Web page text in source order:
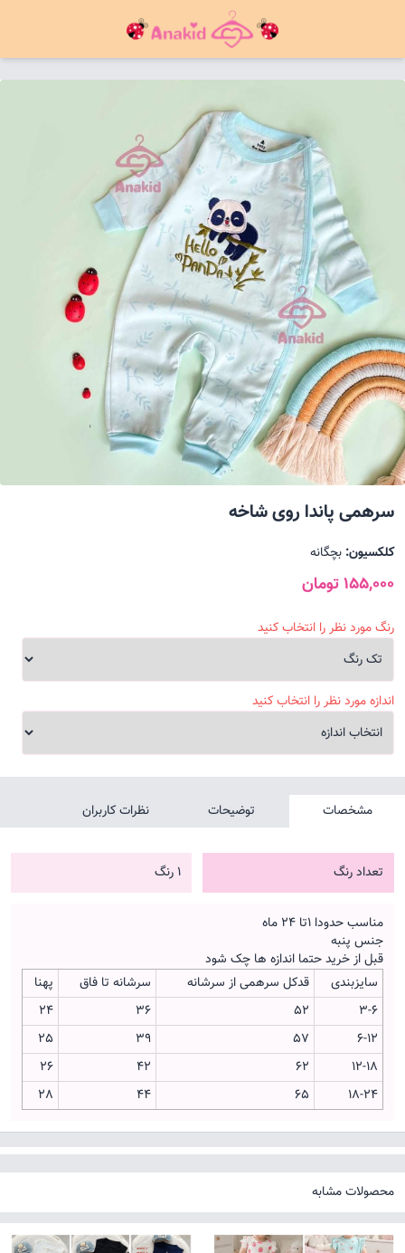
سرهمی پاندا روی شاخه
کلکسیون: بچگانه
155,000 تومان
رنگ مورد نظر را انتخاب کنید
اندازه مورد نظر را انتخاب کنید
مشخصات توضیحات نظرات کاربران
تعداد رنگ 1 رنگ
مناسب حدودا 1تا 24 ماه
جنس پنبه
قبل از خرید حتما اندازه ها چک شود
سایزبندی
قدکل سرهمی از سرشانه سرشانه تا فاق
پهنا
3-6
52
36
24
6-12
57
39
25
12-18
62
42
26
18-24
65
44
28
محصولات مشابه